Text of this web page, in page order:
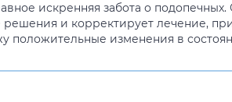
искренняя забота о
решения и корректирует лечение,
положительные изменения в